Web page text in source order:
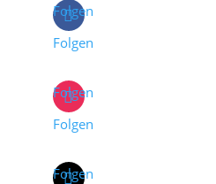
Folgen
Folgen
Folgen
Folgen
Folgen